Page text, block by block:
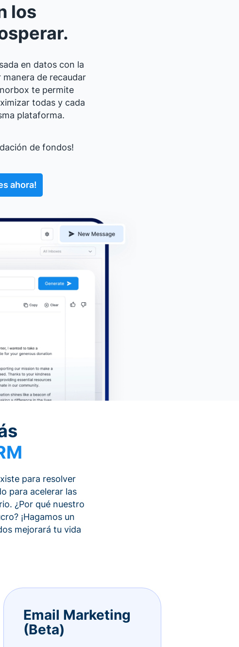
los
en datos con la
de recaudar
te permite
todas y cada
plataforma.
de fondos!
ahora!
para resolver
para acelerar las
¿Por qué nuestro
¡Hagamos un
mejorará tu vida
Email Marketing
(Beta)